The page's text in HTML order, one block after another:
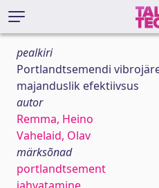
pealkiri
Portlandtsemendi
majanduslik efektiivsus
autor
Remma, Heino
Vahelaid, Olav
märksõnad
portlandtsement